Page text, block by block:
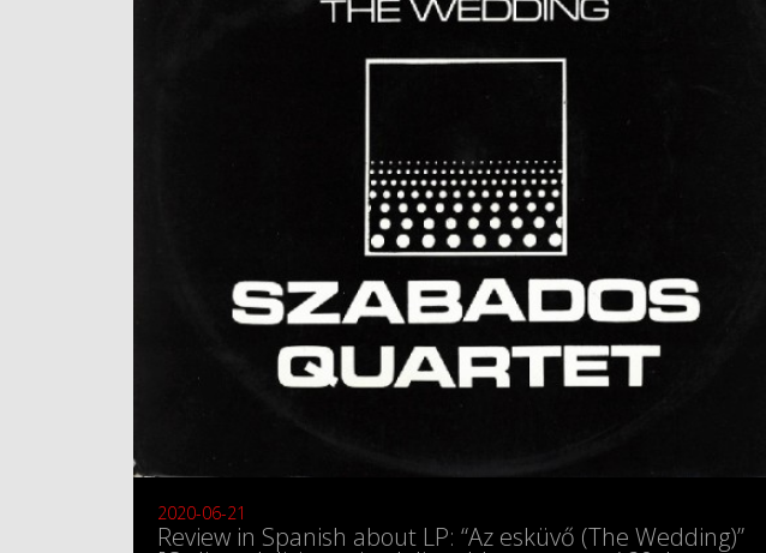
2020-06-21
Review in Spanish about LP: “Az esküvő (The Wedding)”